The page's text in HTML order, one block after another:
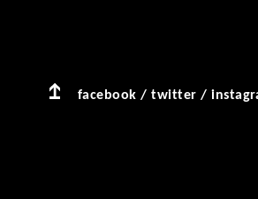
facebook /twitter /